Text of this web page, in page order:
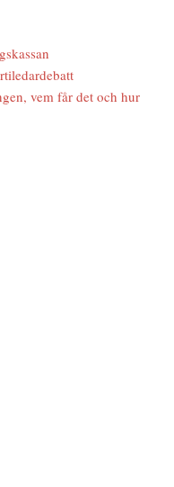
vem får det och hur